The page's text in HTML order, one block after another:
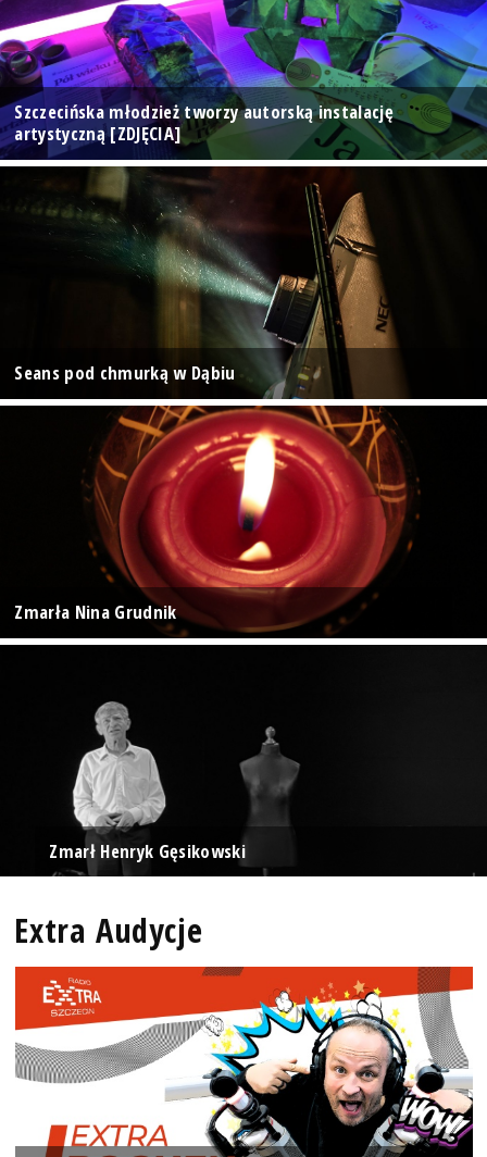
Szczecińska młodzież tworzy autorską instalację
artystyczną [ZDJĘCIA]
Seans pod chmurką w Dąbiu
Zmarła Nina Grudnik
Zmarł Henryk Gęsikowski
Extra Audycje